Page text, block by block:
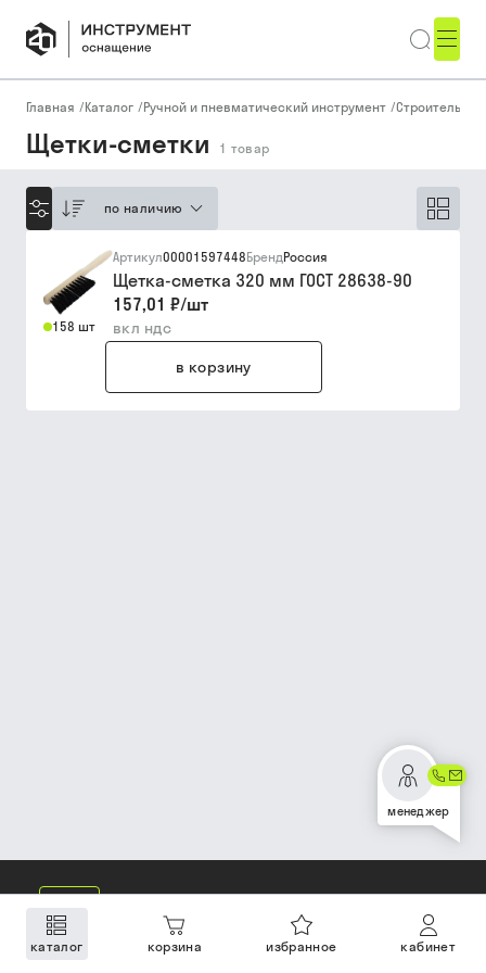
каталог корзина избранное кабинет
Главная /Каталог /Ручной и пневматический инструмент /
Щетки-сметки 1 товар
по наличию
158 шт
Артикул00001597448БрендРоссия
Щетка-сметка 320 мм ГОСТ 28638-90
157,01 ₽/шт
вкл ндс
в корзину
менеджер